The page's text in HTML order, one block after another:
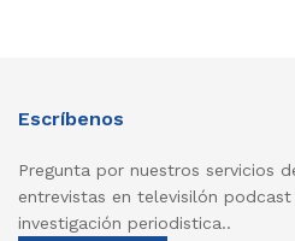
Escríbenos
Pregunta por nuestros servicios
entrevistas en televisilón
investigación periodistica..